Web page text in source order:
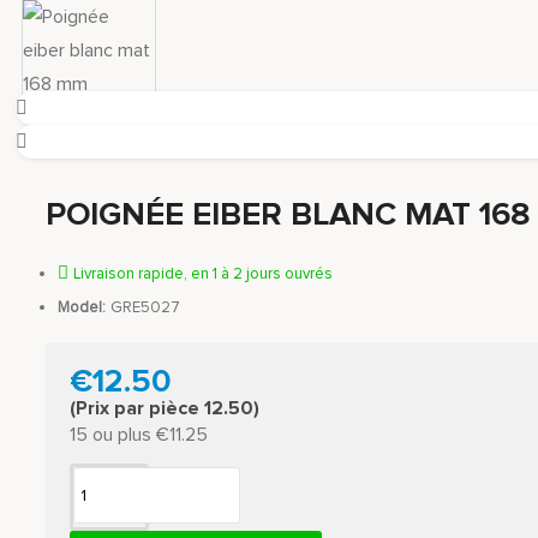
POIGNÉE EIBER BLANC MAT
Livraison rapide, en 1 à 2 jours ouvrés
Model: GRE5027
€12.50
(Prix par pièce 12.50)
15 ou plus €11.25